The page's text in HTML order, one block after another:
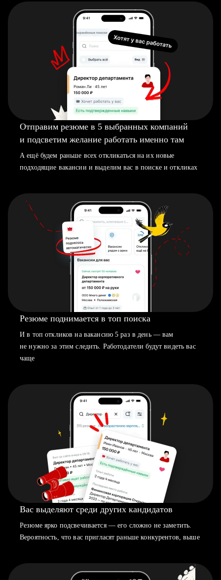
Отправим резюме в 5 выбранных компаний
и подсветим желание работать именно там
А ещё будем раньше всех откликаться на их новые
подходящие вакансии и выделим вас в поиске и откликах
Резюме поднимается в топ поиска
И в топ откликов на вакансию 5 раз в день — вам
не нужно за этим следить. Работодатели будут видеть вас
чаще
Вас выделяют среди других кандидатов
Резюме ярко подсвечивается — его сложно не заметить.
Вероятность, что вас пригласят раньше конкурентов, выше